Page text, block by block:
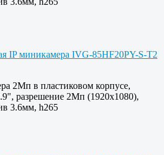
2Мп в пластиковом корпусе,
разрешение 2Мп (1920х1080),
3.6мм, h265